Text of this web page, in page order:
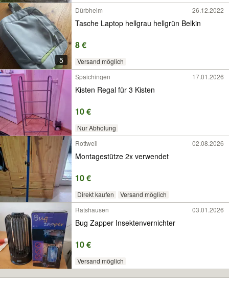
5
Dürbheim 26.12.2022
Tasche Laptop hellgrau hellgrün Belkin
8 €
Versand möglich
Spaichingen
17.01.2026
Kisten Regal für 3 Kisten
10 €
Nur Abholung
Rottweil
02.08.2026
Montagestütze 2x verwendet
10 €
Direkt kaufen
Versand möglich
Ratshausen
03.01.2026
Bug Zapper Insektenvernichter
10 €
Versand möglich